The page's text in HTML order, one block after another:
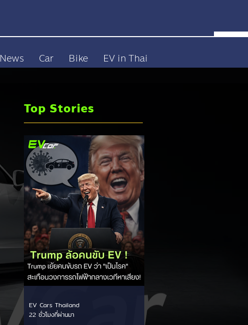
News Car Bike EV in Thai
Top Stories
EV Cars Thailand
22 ชั่วโมงที่ผ่านมา